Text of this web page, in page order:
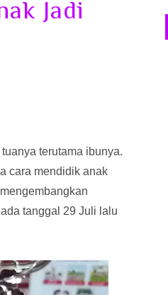
Jadi
terutama ibunya.
cara mendidik anak
tanggal 29 Juli lalu